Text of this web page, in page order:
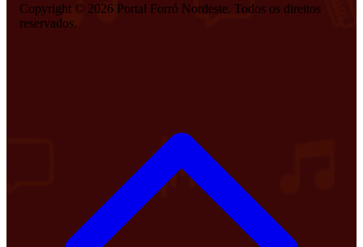
Copyright © 2026 Portal Forró Nordeste. Todos os direitos
reservados.